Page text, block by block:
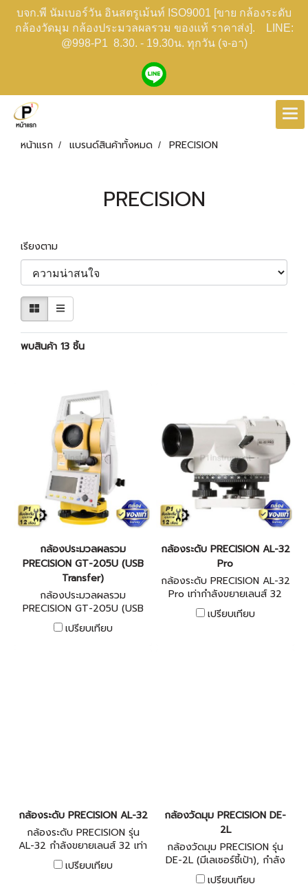
บจก.พี นัมเบอร์วัน อินสตรูเม้นท์ ISO9001 [ขาย กล้องระดับ
กล้องวัดมุม กล้องประมวลผลรวม ของแท้ ราคาส่ง]. LINE:
@998-P1 8.30. - 19.30น. ทุกวัน (จ-อา)
หน้าแรก แบรนด์สินค้าทั้งหมด PRECISION
PRECISION
เรียงตาม
พบสินค้า 13 ชิ้น
กล้องประมวลผลรวม
PRECISION GT-205U (USB
Transfer)
กล้องประมวลผลรวม
PRECISION GT-205U (USB
Transfer) รูรับแสง 45มม,
กำลังขยาย 30X, โฟกัสขั้นต่ำ:
เปรียบเทียบ
กล้องระดับ PRECISION AL-32
Pro
กล้องระดับ PRECISION AL-32
Pro เท่ากําลังขยายเลนส์ 32
เท่า, ระบบอัตโนมัติ
(Compensator), โครงสร้างกัน
เปรียบเทียบ
กล้องระดับ PRECISION AL-32
กล้องระดับ PRECISION รุ่น
AL-32 กําลังขยายเลนส์ 32 เท่า
, ระบบอัตโนมัติ
(Compensator) , โครงสร้าง
เปรียบเทียบ
กล้องวัดมุม PRECISION DE-
2L
กล้องวัดมุม PRECISION รุ่น
DE-2L (มีเลเซอร์ชี้เป้า), กําลัง
ขยายของเลนส์ 30 เท่า, แสดง
ผลตัวเลขดิจิตอล 2 หน้า, มี
เปรียบเทียบ